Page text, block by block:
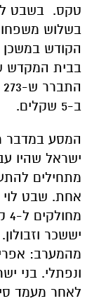
טקס. בשבט
בשלוש
הקודש במשכן
בבית המקדש
ב-5 שקלים.
המסע במדבר
ישראל שהיו
מתחילים
אחת. שבט לוי
יששכר
מהמערב:
ונפתלי. בני
לאחר מעמד